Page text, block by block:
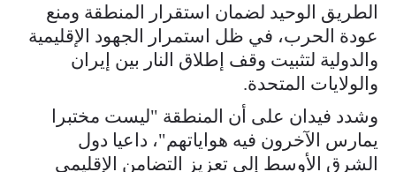
الطريق الوحيد لضمان استقرار المنطقة ومنع
عودة الحرب، في ظل استمرار الجهود الإقليمية
والدولية لتثبيت وقف إطلاق النار بين إيران
والولايات المتحدة.
وشدد فيدان على أن المنطقة "ليست مختبرا
يمارس الآخرون فيه هواياتهم"، داعيا دول
الشرق الأوسط إلى تعزيز التضامن الإقليمي